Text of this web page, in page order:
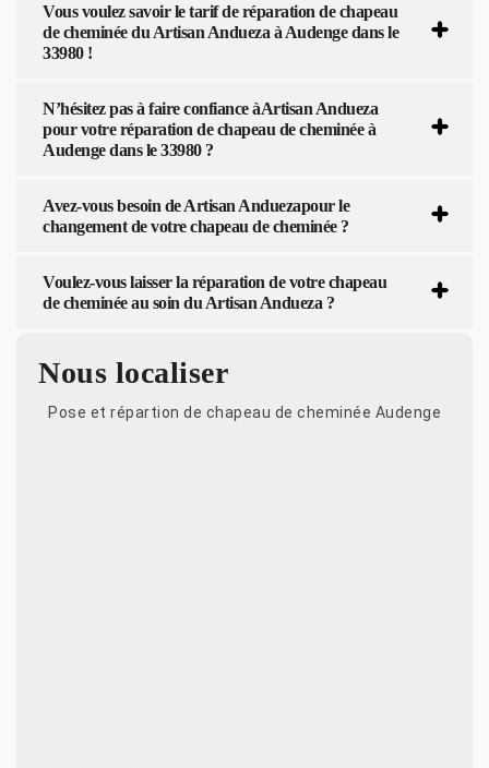
Vous voulez savoir le tarif de réparation de chapeau
de cheminée du Artisan Andueza à Audenge dans le
33980 !
N’hésitez pas à faire confiance àArtisan Andueza
pour votre réparation de chapeau de cheminée à
Audenge dans le 33980 ?
Avez-vous besoin de Artisan Anduezapour le
changement de votre chapeau de cheminée ?
Voulez-vous laisser la réparation de votre chapeau
de cheminée au soin du Artisan Andueza ?
Nous localiser
Pose et répartion de chapeau de cheminée Audenge